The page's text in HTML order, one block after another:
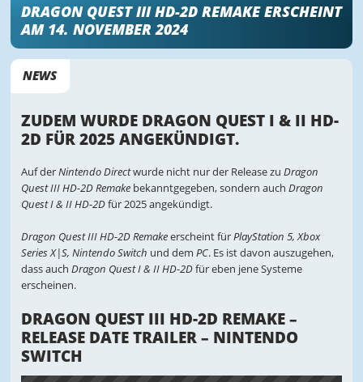
DRAGON QUEST III HD-2D REMAKE ERSCHEINT
AM 14. NOVEMBER 2024
NEWS
ZUDEM WURDE DRAGON QUEST I & II HD-
2D FÜR 2025 ANGEKÜNDIGT.
Auf derNintendo Directwurde nicht nur der Release zu Dragon
Quest III HD-2D Remakebekanntgegeben, sondern auch Dragon
Quest I & II HD-2Dfür 2025 angekündigt.
Dragon Quest III HD-2D Remakeerscheint fürPlayStation 5, Xbox
Series X|S, Nintendo Switch und dem PC. Es ist davon auszugehen,
dass auch Dragon Quest I & II HD-2Dfür eben jene Systeme
erscheinen.
DRAGON QUEST III HD-2D REMAKE –
RELEASE DATE TRAILER – NINTENDO
SWITCH